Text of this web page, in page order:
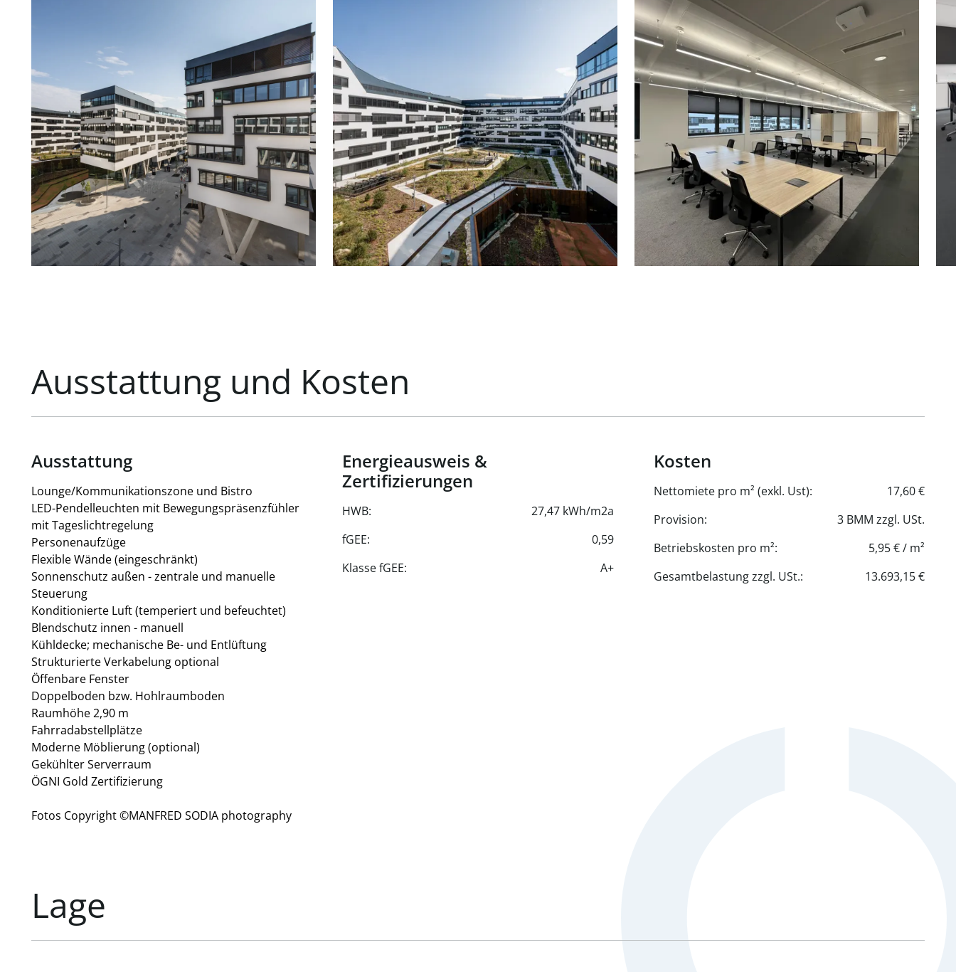
Stadt ermöglicht. Der Standort zeichnet sich außerdem durch eine
hervorragende Anbindung an das öffentliche Verkehrsnetz in Wien aus. Der
Verkehrsknotenpunkt Praterstern bietet Zugang zu den U-Bahn-Linien U1 und
U2 sowie zum Schnellbahn-Bahnhof Praterstern. Ein besonderes Highlight ist
die schnelle Verbindung zum Flughafen Wien-Schwechat: Mit dem City Airport
Train (CAT) erreicht man den Flughafen bereits nach einer Schnellbahn-Station
in Wien Mitte Landstraße. Es stehen eine hauseigene Tiefgarage und ein
Besucherparkplatz zur Verfügung. Die Büroflächen im Vienna Works werden im
Rahmen eines langfristigen Untermietverhältnisses vermietet.
Verfügbare Flächen:
2.OG, A+B, ca. 647 m² - Nettomiete/m²/Monat: € 17,60
2.OG, G+H, ca. 962 m² (teilbar 507 m²/456 m²) - Nettomiete/m²/Monat: € 17,60
2.OG, I, ca. 581 m² - Nettomiete/m²/Monat: € 17,60 - verfügbar ab 01.11.2026
3.OG, I, ca. 599 m² - Nettomiete/m²/Monat: € 17,70
und Portier
Ausstattung und Kosten
Ausstattung
Lounge/Kommunikationszone und Bistro
LED-Pendelleuchten mit Bewegungspräsenzfühler
mit Tageslichtregelung
Personenaufzüge
Flexible Wände (eingeschränkt)
Sonnenschutz außen - zentrale und manuelle
Steuerung
Konditionierte Luft (temperiert und befeuchtet)
Blendschutz innen - manuell
Kühldecke; mechanische Be- und Entlüftung
Strukturierte Verkabelung optional
Öffenbare Fenster
Doppelboden bzw. Hohlraumboden
Raumhöhe 2,90 m
Fahrradabstellplätze
Moderne Möblierung (optional)
Gekühlter Serverraum
ÖGNI Gold Zertifizierung
Fotos Copyright ©MANFRED SODIA photography
Energieausweis &
Zertifizierungen
HWB:
27,47 kWh/m2a
fGEE:
0,59
Klasse fGEE:
A+
Kosten
Nettomiete pro m² (exkl. Ust):
17,60 €
Provision:
3 BMM zzgl. USt.
Betriebskosten pro m²:
5,95 € / m²
Gesamtbelastung zzgl. USt.:
13.693,15 €
Lage